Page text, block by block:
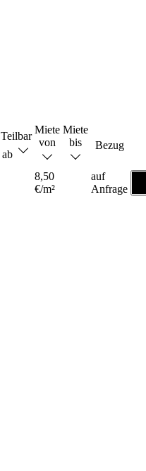
Teilbar
ab
Miete
von
Miete
bis
Bezug
8,50
€/m²
auf
Anfrage